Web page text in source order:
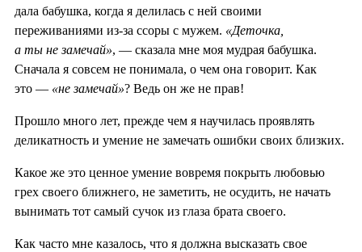
дала бабушка, когда я делилась с ней своими
переживаниями из-за ссоры с мужем. «Деточка,
а ты не замечай», — сказала мне моя мудрая бабушка.
Сначала я совсем не понимала, о чем она говорит. Как
это — «не замечай»? Ведь он же не прав!
Прошло много лет, прежде чем я научилась проявлять
деликатность и умение не замечать ошибки своих близких.
Какое же это ценное умение вовремя покрыть любовью
грех своего ближнего, не заметить, не осудить, не начать
вынимать тот самый сучок из глаза брата своего.
Как часто мне казалось, что я должна высказать свое